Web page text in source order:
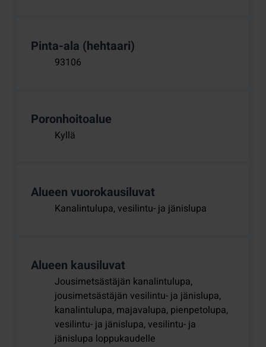
Pinta-ala (hehtaari)
93106
Poronhoitoalue
Kyllä
Alueen vuorokausiluvat
Kanalintulupa, vesilintu- ja jänislupa
Alueen kausiluvat
Jousimetsästäjän kanalintulupa,
jousimetsästäjän vesilintu- ja jänislupa,
kanalintulupa, majavalupa, pienpetolupa,
vesilintu- ja jänislupa, vesilintu- ja
jänislupa loppukaudelle